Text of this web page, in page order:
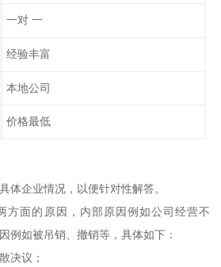
一对 一
经验丰富
本地公司
价格最低
体企业情况，以便针对性解答。
方面的原因，内部原因例如公司经营不
例如被吊销、撤销等，具体如下：
决议；